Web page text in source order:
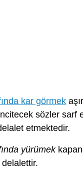
kar görmek
sözler sarf
etmektedir.
yürümek